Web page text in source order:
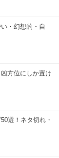
・幻想的・自
方位にしか置け
選！ネタ切れ・